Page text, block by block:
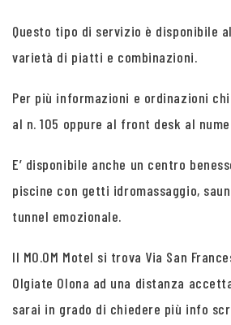
Questo tipo di servizio è disponibile
varietà di piatti e combinazioni.
Per più informazioni e ordinazioni
al n. 105 oppure al front desk al
E’ disponibile anche un centro
piscine con getti idromassaggio,
tunnel emozionale.
Il MO.OM Motel si trova Via San
Olgiate Olona ad una distanza
sarai in grado di chiedere più info